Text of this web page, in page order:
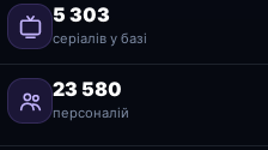
5 303
серіалів у базі
23 580
персоналій